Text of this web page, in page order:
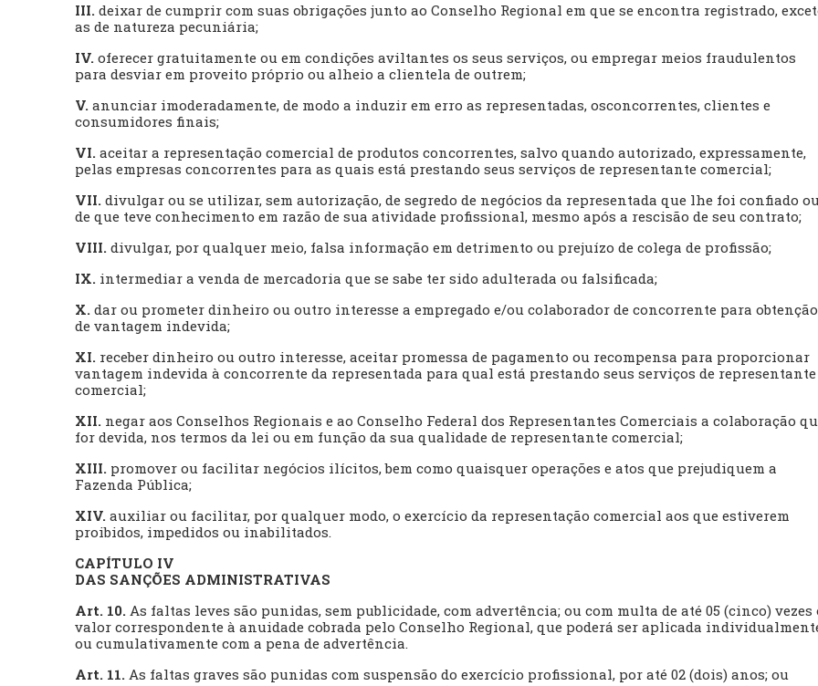
III. deixar de cumprir com suas obrigações junto ao Conselho Regional em que se encontra registrado,
as de natureza pecuniária;
IV. oferecer gratuitamente ou em condições aviltantes os seus serviços, ou empregar meios fraudulentos
para desviar em proveito próprio ou alheio a clientela de outrem;
V. anunciar imoderadamente, de modo a induzir em erro as representadas, osconcorrentes, clientes e
consumidores finais;
VI.aceitar a representação comercial de produtos concorrentes, salvo quando autorizado, expressamente,
pelas empresas concorrentes para as quais está prestando seus serviços de representante comercial;
VII. divulgar ou se utilizar, sem autorização, de segredo de negócios da representada que lhe foi confiado
de que teve conhecimento em razão de sua atividade profissional, mesmo após a rescisão de seu contrato;
VIII. divulgar, por qualquer meio, falsa informação em detrimento ou prejuízo de colega de profissão;
IX. intermediar a venda de mercadoria que se sabe ter sido adulterada ou falsificada;
X. dar ou prometer dinheiro ou outro interesse a empregado e/ou colaborador de concorrente para obtenção
de vantagem indevida;
XI. receber dinheiro ou outro interesse, aceitar promessa de pagamento ou recompensa para proporcionar
vantagem indevida à concorrente da representada para qual está prestando seus serviços de representante
comercial;
XII. negar aos Conselhos Regionais e ao Conselho Federal dos Representantes Comerciais a colaboração
for devida, nos termos da lei ou em função da sua qualidade de representante comercial;
XIII. promover ou facilitar negócios ilícitos, bem como quaisquer operações e atos que prejudiquem a
Fazenda Pública;
XIV. auxiliar ou facilitar, por qualquer modo, o exercício da representação comercial aos que estiverem
proibidos, impedidos ou inabilitados.
CAPÍTULO IV
DAS SANÇÕES ADMINISTRATIVAS
Art. 10.As faltas leves são punidas, sem publicidade, com advertência; ou com multa de até 05 (cinco) vezes
valor correspondente à anuidade cobrada pelo Conselho Regional, que poderá ser aplicada
ou cumulativamente com a pena de advertência.
Art. 11.As faltas graves são punidas com suspensão do exercício profissional, por até 02 (dois) anos; ou